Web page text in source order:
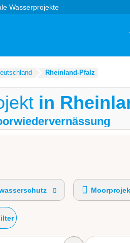
Wasserprojekte
Rheinland-Pfalz
in